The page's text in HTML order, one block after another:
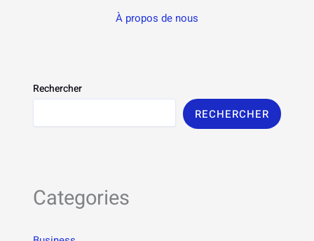
À propos de nous
Rechercher
RECHERCHER
Categories